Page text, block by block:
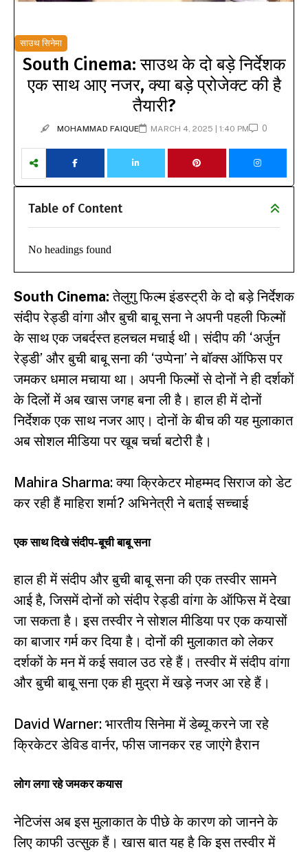
साउथ सिनेमा
South Cinema: साउथ के दो बड़े निर्देशक
एक साथ आए नजर, क्या बड़े प्रोजेक्ट की है
तैयारी?
MOHAMMAD FAIQUE MARCH 4, 2025 | 1:40 PM 0
Table of Content
No headings found
South Cinema: तेलुगु फिल्म इंडस्ट्री के दो बड़े निर्देशक
संदीप रेड्डी वांगा और बुची बाबू सना ने अपनी पहली फिल्मों
के साथ एक जबर्दस्त हलचल मचाई थी। संदीप की ‘अर्जुन
रेड्डी’ और बुची बाबू सना की ‘उप्पेना’ ने बॉक्स ऑफिस पर
जमकर धमाल मचाया था। अपनी फिल्मों से दोनों ने ही दर्शकों
के दिलों में अब खास जगह बना ली है। हाल ही में दोनों
निर्देशक एक साथ नजर आए। दोनों के बीच की यह मुलाकात
अब सोशल मीडिया पर खूब चर्चा बटोरी है।
Mahira Sharma: क्या क्रिकेटर मोहम्मद सिराज को डेट
कर रही हैं माहिरा शर्मा? अभिनेत्री ने बताई सच्चाई
एक साथ दिखे संदीप-बूची बाबू सना
हाल ही में संदीप और बुची बाबू सना की एक तस्वीर सामने
आई है, जिसमें दोनों को संदीप रेड्डी वांगा के ऑफिस में देखा
जा सकता है। इस तस्वीर ने सोशल मीडिया पर एक कयासों
का बाजार गर्म कर दिया है। दोनों की मुलाकात को लेकर
दर्शकों के मन में कई सवाल उठ रहे हैं। तस्वीर में संदीप वांगा
और बुची बाबू सना एक ही मुद्रा में खड़े नजर आ रहे हैं।
David Warner: भारतीय सिनेमा में डेब्यू करने जा रहे
क्रिकेटर डेविड वार्नर, फीस जानकर रह जाएंगे हैरान
लोग लगा रहे जमकर कयास
नेटिजंस अब इस मुलाकात के पीछे के कारण को जानने के
लिए काफी उत्सुक हैं। खास बात यह है कि इस तस्वीर में